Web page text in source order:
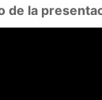
de la